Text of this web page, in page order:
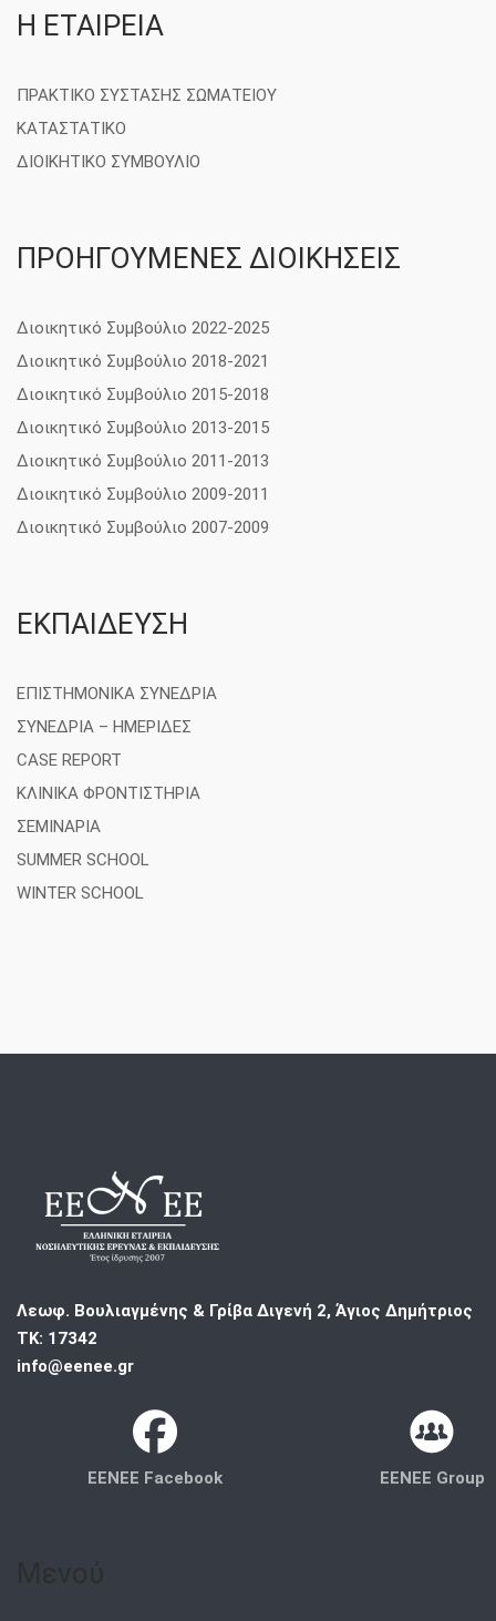
Η ΕΤΑΙΡΕΙΑ
ΠΡΑΚΤΙΚΟ ΣΥΣΤΑΣΗΣ ΣΩΜΑΤΕΙΟΥ
ΚΑΤΑΣΤΑΤΙΚΟ
ΔΙΟΙΚΗΤΙΚΟ ΣΥΜΒΟΥΛΙΟ
ΠΡΟΗΓΟΥΜΕΝΕΣ ΔΙΟΙΚΗΣΕΙΣ
Διοικητικό Συμβούλιο 2022-2025
Διοικητικό Συμβούλιο 2018-2021
Διοικητικό Συμβούλιο 2015-2018
Διοικητικό Συμβούλιο 2013-2015
Διοικητικό Συμβούλιο 2011-2013
Διοικητικό Συμβούλιο 2009-2011
Διοικητικό Συμβούλιο 2007-2009
ΕΚΠΑΙΔΕΥΣΗ
ΕΠΙΣΤΗΜΟΝΙΚΑ ΣΥΝΕΔΡΙΑ
ΣΥΝΕΔΡΙΑ – ΗΜΕΡΙΔΕΣ
CASE REPORT
ΚΛΙΝΙΚΑ ΦΡΟΝΤΙΣΤΗΡΙΑ
ΣΕΜΙΝΑΡΙΑ
SUMMER SCHOOL
WINTER SCHOOL
Λεωφ. Βουλιαγμένης & Γρίβα Διγενή 2, Άγιος Δημήτριος
ΤΚ: 17342
info@eenee.gr
EENEE Facebook EENEE Group